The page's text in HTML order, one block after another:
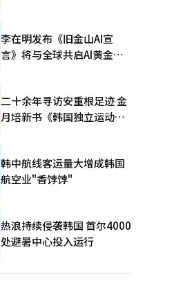
李在明发布《旧金山AI宣
言》将与全球共启AI黄金时
二十余年寻访安重根足迹 金
月培新书《韩国独立运动圣
韩中航线客运量大增成韩国
航空业"香饽饽"
热浪持续侵袭韩国 首尔4000
处避暑中心投入运行